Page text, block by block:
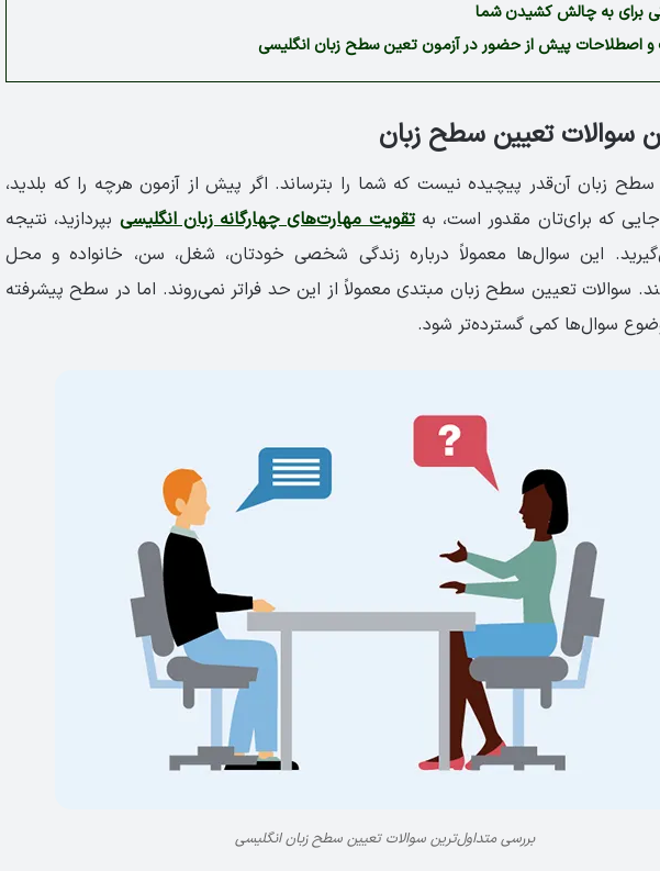
برای به چالش کشیدن شما
و اصطلاحات پیش از حضور در آزمون تعین سطح زبان انگلیسی
سوالات تعیین سطح زبان
زبان آن‌قدر پیچیده نیست که شما را بترساند. اگر پیش از آزمون هرچه را که بلدید،
که برای‌تان مقدور است، بهتقویت مهارت‌های چهارگانه زبان انگلیسی بپردازید، نتیجه
این سوال‌ها معمولاً درباره زندگی شخصی خودتان، شغل، سن، خانواده و محل
سوالات تعیین سطح زبان مبتدی معمولاً از این حد فراتر نمی‌روند. اما در سطح پیشرفته
سوال‌ها کمی گسترده‌تر شود.
بررسی متداول‌ترین سوالات تعیین سطح زبان انگلیسی